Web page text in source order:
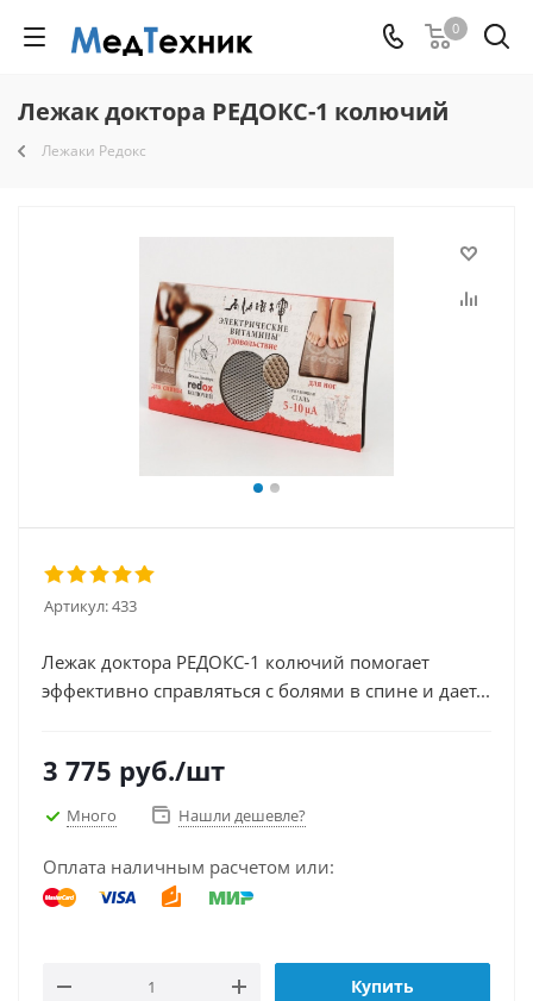
0
Лежак доктора РЕДОКС-1 колючий
Лежаки Редокс
Артикул:433
Лежак доктора РЕДОКС-1 колючий помогает
эффективно справляться с болями в спине и дает...
3 775 руб./шт
Много Нашли дешевле?
Оплата наличным расчетом или:
Купить